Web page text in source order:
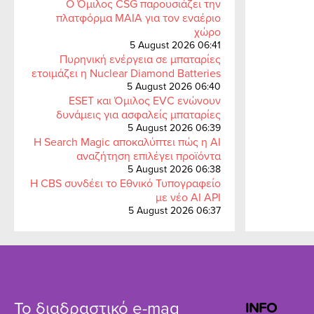
Ο Όμιλος CSG παρουσιάζει την
πλατφόρμα MAIA για τον εναέριο
χώρο
5 August 2026 06:41
Πυρηνική ενέργεια σε μπαταρίες
ετοιμάζει η Nuclear Diamond Batteries
5 August 2026 06:40
ESET και Όμιλος EVC ενώνουν
δυνάμεις για ασφαλείς μπαταρίες
5 August 2026 06:39
Η Search Magic αποκαλύπτει πώς η AI
αναζήτηση επιλέγει προϊόντα
5 August 2026 06:38
Η CBS συνδέει το Εθνικό Τυπογραφείο
με νέο AI API
5 August 2026 06:37
Το διαδραστικό e-mag INFO